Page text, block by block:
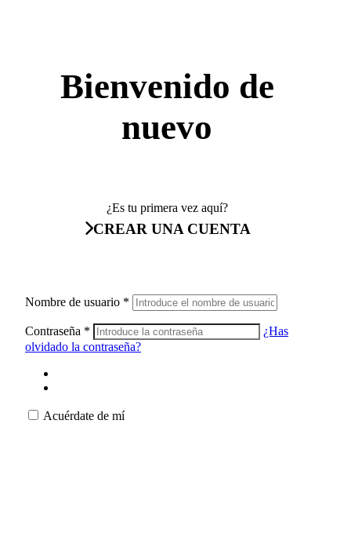
Bienvenido de
nuevo
¿Es tu primera vez aquí?
CREAR UNA CUENTA
Nombre de usuario *
Contraseña *
¿Has
olvidado la contraseña?
Acuérdate de mí